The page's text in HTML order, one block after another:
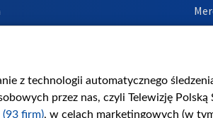
z technologii automatycznego
przez nas, czyli Telewizję Polską
firm), w celach marketingowych (w